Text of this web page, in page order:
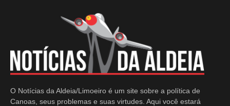
O Notícias da Aldeia/Limoeiro é um site sobre a política de
Canoas, seus problemas e suas virtudes. Aqui você estará